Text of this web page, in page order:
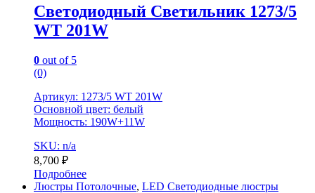
Светодиодный Светильник 1273/5
WT 201W
0 out of 5
(0)
Артикул: 1273/5 WT 201W
Основной цвет: белый
Мощность: 190W+11W
SKU: n/a
8,700 ₽
Подробнее
Люстры Потолочные, LED Светодиодные люстры